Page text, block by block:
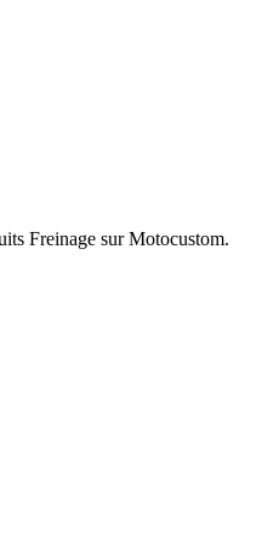
Freinage sur Motocustom.